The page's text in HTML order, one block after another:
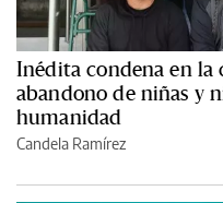
Inédita condena en la
abandono de niñas y
humanidad
Candela Ramírez